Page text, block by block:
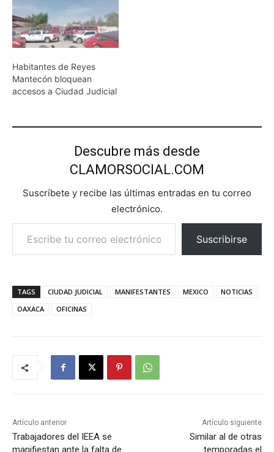
Habitantes de Reyes
Mantecón bloquean
accesos a Ciudad Judicial
Descubre más desde
CLAMORSOCIAL.COM
Suscríbete y recibe las últimas entradas en tu correo
electrónico.
Escribe tu correo electrónico…
Suscribirse
TAGS CIUDAD JUDICIAL MANIFESTANTES MEXICO
NOTICIAS
OAXACA
OFICINAS
Artículo anterior
Trabajadores del IEEA se
manifiestan ante la falta de
Artículo siguiente
Similar al de otras
temporadas el